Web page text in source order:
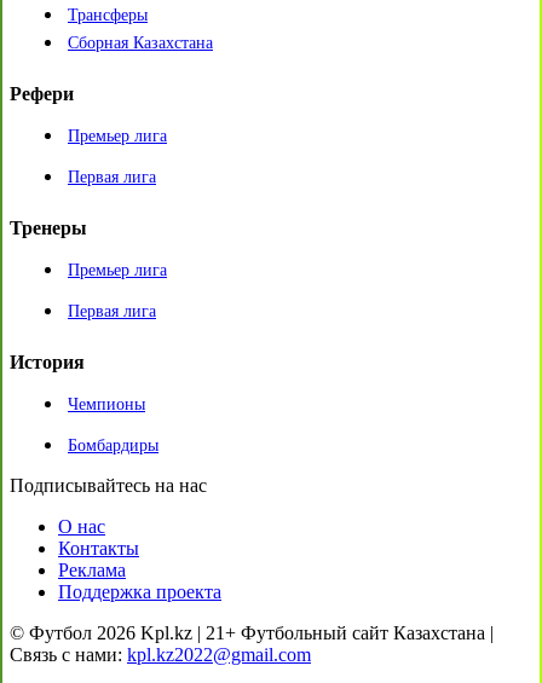
Трансферы
Сборная Казахстана
Рефери
Премьер лига
Первая лига
Тренеры
Премьер лига
Первая лига
История
Чемпионы
Бомбардиры
Подписывайтесь на нас
О нас
Контакты
Реклама
Поддержка проекта
© Футбол 2026 Kpl.kz | 21+ Футбольный сайт Казахстана |
Связь с нами: kpl.kz2022@gmail.com